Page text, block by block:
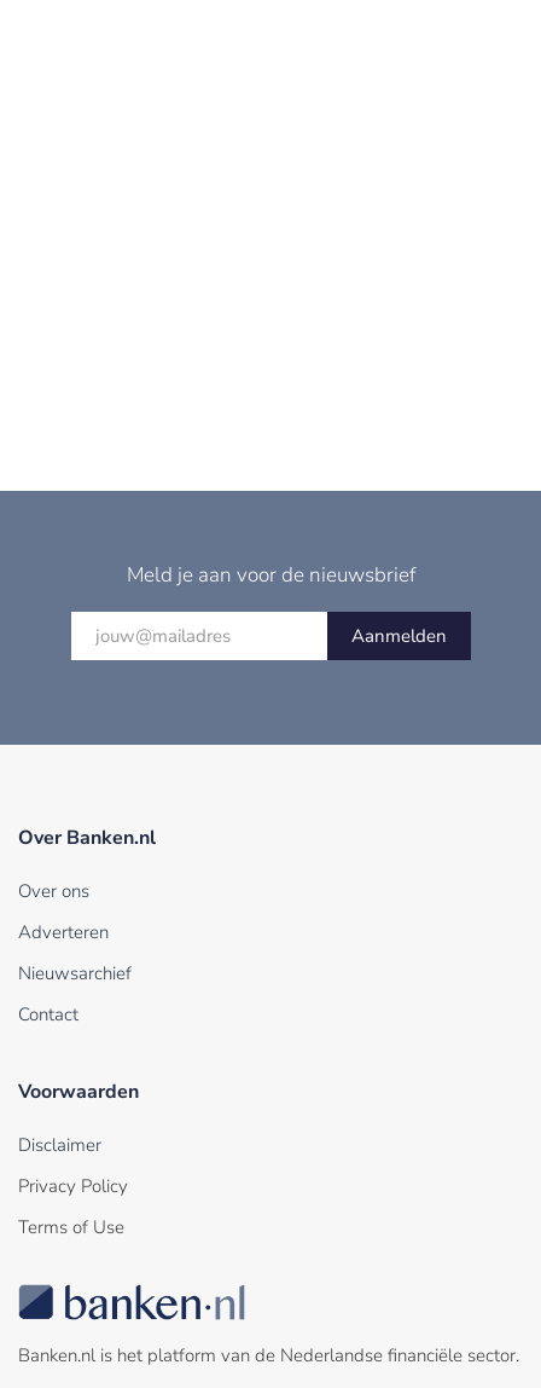
Meld je aan voor de nieuwsbrief
Aanmelden
Over Banken.nl
Over ons
Adverteren
Nieuwsarchief
Contact
Voorwaarden
Disclaimer
Privacy Policy
Terms of Use
Banken.nl is het platform van de Nederlandse financiële sector.